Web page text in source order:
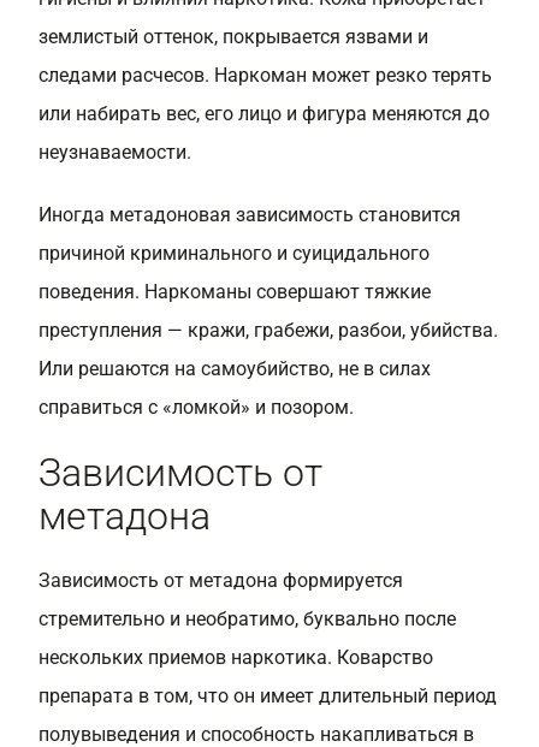
землистый оттенок, покрывается язвами и
следами расчесов. Наркоман может резко терять
или набирать вес, его лицо и фигура меняются до
неузнаваемости.
Иногда метадоновая зависимость становится
причиной криминального и суицидального
поведения. Наркоманы совершают тяжкие
преступления — кражи, грабежи, разбои, убийства.
Или решаются на самоубийство, не в силах
справиться с «ломкой» и позором.
Зависимость от
метадона
Зависимость от метадона формируется
стремительно и необратимо, буквально после
нескольких приемов наркотика. Коварство
препарата в том, что он имеет длительный период
полувыведения и способность накапливаться в